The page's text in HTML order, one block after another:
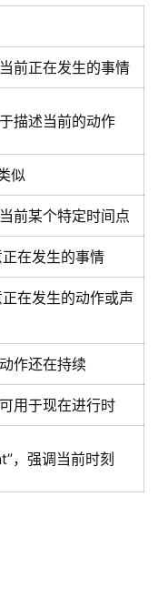
前正在发生的事情
描述当前的动作
似
前某个特定时间点
在发生的事情
在发生的动作或声
作还在持续
用于现在进行时
，强调当前时刻